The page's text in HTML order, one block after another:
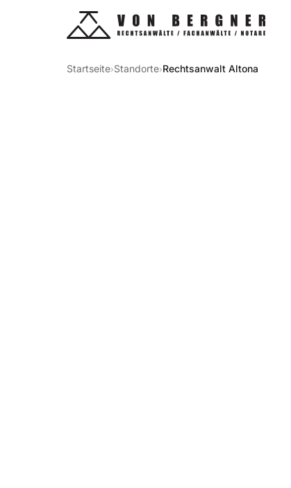
Startseite›Standorte›Rechtsanwalt Altona